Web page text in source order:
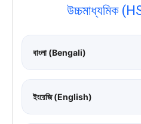
উচ্চমাধ্যমিক
বাংলা (Bengali)
ইংরেজি (English)